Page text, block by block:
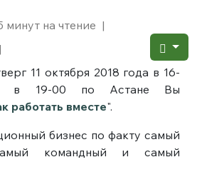
минут на чтение |
|
11 октября 2018 года в 16-
в 19-00 по Астане Вы
работать вместе".
бизнес по факту самый
командный и самый